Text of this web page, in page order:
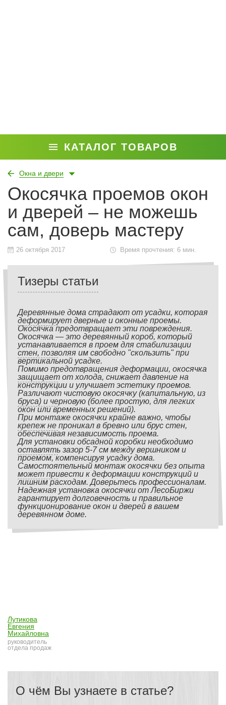
КАТАЛОГ ТОВАРОВ
Окна и двери
Окосячка проемов окон
и дверей – не можешь
сам, доверь мастеру
26 октября 2017 Время прочтения: 6 мин.
Тизеры статьи
Деревянные дома страдают от усадки, которая
деформирует дверные и оконные проемы.
Окосячка предотвращает эти повреждения.
Окосячка — это деревянный короб, который
устанавливается в проем для стабилизации
стен, позволяя им свободно "скользить" при
вертикальной усадке.
Помимо предотвращения деформации, окосячка
защищает от холода, снижает давление на
конструкции и улучшает эстетику проемов.
Различают чистовую окосячку (капитальную, из
бруса) и черновую (более простую, для легких
окон или временных решений).
При монтаже окосячки крайне важно, чтобы
крепеж не проникал в бревно или брус стен,
обеспечивая независимость проема.
Для установки обсадной коробки необходимо
оставлять зазор 5-7 см между вершником и
проемом, компенсируя усадку дома.
Самостоятельный монтаж окосячки без опыта
может привести к деформации конструкций и
лишним расходам. Доверьтесь профессионалам.
Надежная установка окосячки от ЛесоБиржи
гарантирует долговечность и правильное
функционирование окон и дверей в вашем
деревянном доме.
Лутикова
Евгения
Михайловна
руководитель
отдела продаж
О чём Вы узнаете в статье?